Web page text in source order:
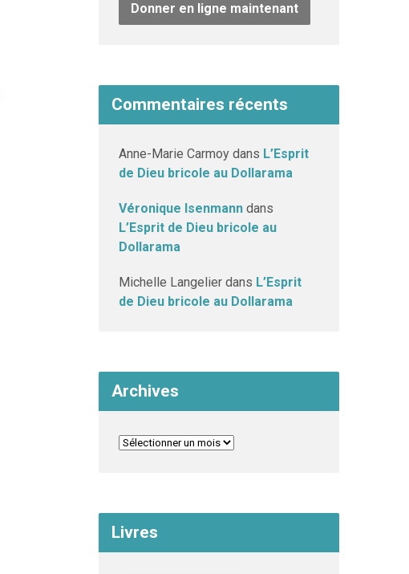
Donner en ligne maintenant
Commentaires récents
Anne-Marie Carmoy dans L’Esprit
de Dieu bricole au Dollarama
Véronique Isenmann dans
L’Esprit de Dieu bricole au
Dollarama
Michelle Langelier dans L’Esprit
de Dieu bricole au Dollarama
Archives
Livres